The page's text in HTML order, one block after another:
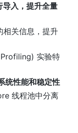
入，提升全量
相关信息，提升
实验特
统性能和稳定性
线程池中分离